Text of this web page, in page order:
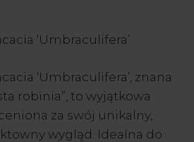
‘Umbraculifera’
‘Umbraculifera’, znana
robinia”, to wyjątkowa
za swój unikalny,
wygląd. Idealna do